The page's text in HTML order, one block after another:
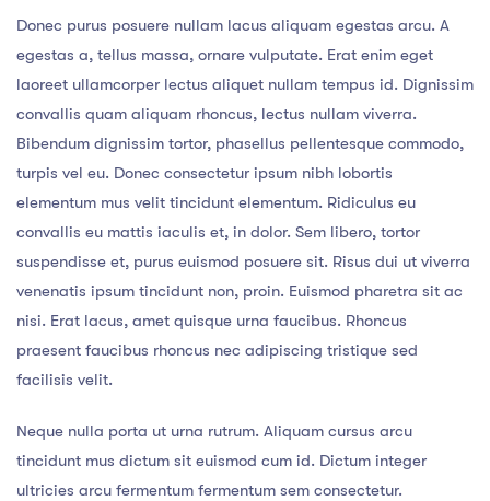
Donec purus posuere nullam lacus aliquam egestas arcu. A
egestas a, tellus massa, ornare vulputate. Erat enim eget
laoreet ullamcorper lectus aliquet nullam tempus id. Dignissim
convallis quam aliquam rhoncus, lectus nullam viverra.
Bibendum dignissim tortor, phasellus pellentesque commodo,
turpis vel eu. Donec consectetur ipsum nibh lobortis
elementum mus velit tincidunt elementum. Ridiculus eu
convallis eu mattis iaculis et, in dolor. Sem libero, tortor
suspendisse et, purus euismod posuere sit. Risus dui ut viverra
venenatis ipsum tincidunt non, proin. Euismod pharetra sit ac
nisi. Erat lacus, amet quisque urna faucibus. Rhoncus
praesent faucibus rhoncus nec adipiscing tristique sed
facilisis velit.
Neque nulla porta ut urna rutrum. Aliquam cursus arcu
tincidunt mus dictum sit euismod cum id. Dictum integer
ultricies arcu fermentum fermentum sem consectetur.